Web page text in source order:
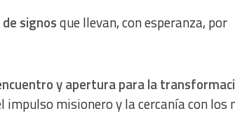
signosque llevan, con esperanza, por
y apertura para la
misionero y la cercanía con los